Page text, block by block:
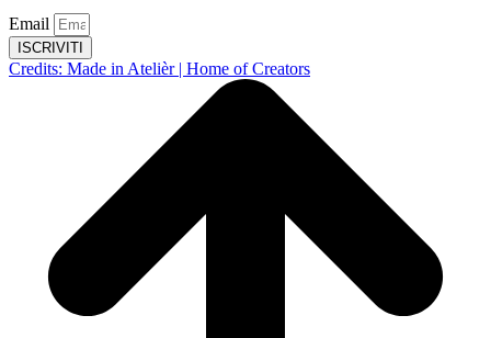
Email
ISCRIVITI
Credits: Made in Atelièr | Home of Creators